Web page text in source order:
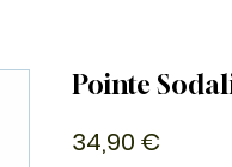
Pointe
34,90 €